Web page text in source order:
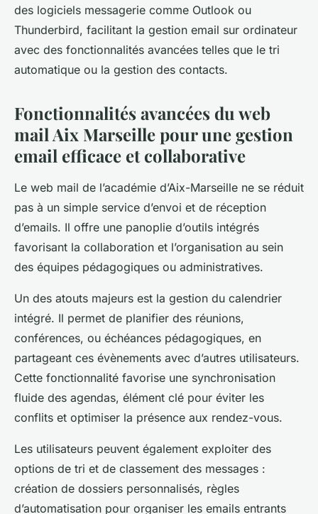
des logiciels messagerie comme Outlook ou
Thunderbird, facilitant la gestion email sur ordinateur
avec des fonctionnalités avancées telles que le tri
automatique ou la gestion des contacts.
Fonctionnalités avancées du web
mail Aix Marseille pour une gestion
email efficace et collaborative
Le web mail de l’académie d’Aix-Marseille ne se réduit
pas à un simple service d’envoi et de réception
d’emails. Il offre une panoplie d’outils intégrés
favorisant la collaboration et l’organisation au sein
des équipes pédagogiques ou administratives.
Un des atouts majeurs est la gestion du calendrier
intégré. Il permet de planifier des réunions,
conférences, ou échéances pédagogiques, en
partageant ces évènements avec d’autres utilisateurs.
Cette fonctionnalité favorise une synchronisation
fluide des agendas, élément clé pour éviter les
conflits et optimiser la présence aux rendez-vous.
Les utilisateurs peuvent également exploiter des
options de tri et de classement des messages :
création de dossiers personnalisés, règles
d’automatisation pour organiser les emails entrants